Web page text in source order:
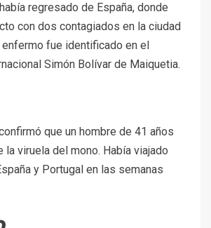
regresado de España, donde
con dos contagiados en la ciudad
enfermo fue identificado en el
Simón Bolívar de Maiquetia.
que un hombre de 41 años
viruela del mono. Había viajado
y Portugal en las semanas